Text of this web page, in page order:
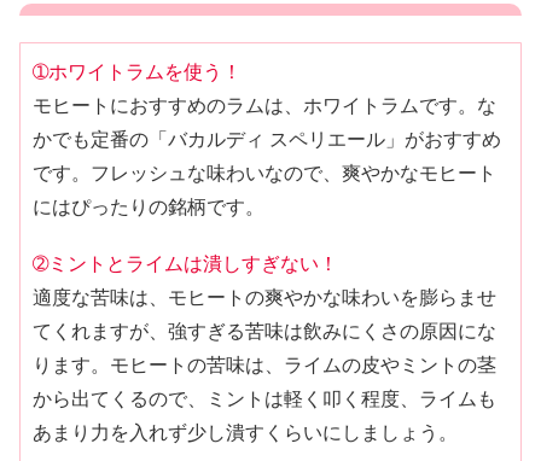
➀ホワイトラムを使う！
モヒートにおすすめのラムは、ホワイトラムです。な
かでも定番の「バカルディ スペリエール」がおすすめ
です。フレッシュな味わいなので、爽やかなモヒート
にはぴったりの銘柄です。
➁ミントとライムは潰しすぎない！
適度な苦味は、モヒートの爽やかな味わいを膨らませ
てくれますが、強すぎる苦味は飲みにくさの原因にな
ります。モヒートの苦味は、ライムの皮やミントの茎
から出てくるので、ミントは軽く叩く程度、ライムも
あまり力を入れず少し潰すくらいにしましょう。